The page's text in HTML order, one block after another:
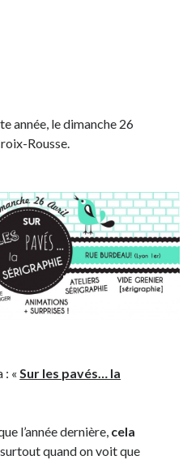
année, le dimanche 26
Rousse.
: «Sur les pavés… la
l’année dernière, cela
surtout quand on voit que